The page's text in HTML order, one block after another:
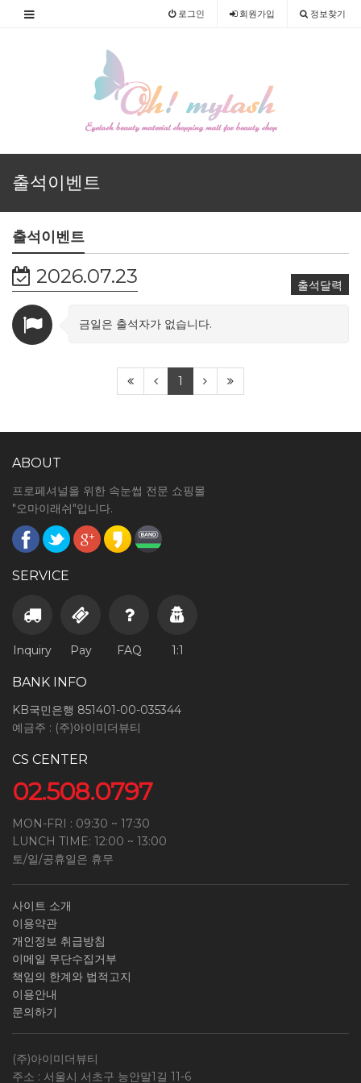
로그인 회원가입 정보찾기
출석이벤트
출석이벤트
2026.07.23 출석달력
금일은 출석자가 없습니다.
1
ABOUT
프로페셔널을 위한 속눈썹 전문 쇼핑몰
"오마이래쉬"입니다.
SERVICE
Inquiry Pay FAQ 1:1
BANK INFO
KB국민은행 851401-00-035344
예금주 : (주)아이미더뷰티
CS CENTER
02.508.0797
MON-FRI : 09:30 ~ 17:30
LUNCH TIME: 12:00 ~ 13:00
토/일/공휴일은 휴무
사이트 소개
이용약관
개인정보 취급방침
이메일 무단수집거부
책임의 한계와 법적고지
이용안내
문의하기
(주)아이미더뷰티
주소 : 서울시 서초구 능안말1길 11-6